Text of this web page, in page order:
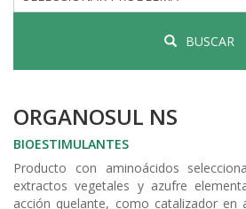
BUSCAR
ORGANOSUL NS
BIOESTIMULANTES
Producto con aminoácidos
extractos vegetales y azufre
acción quelante, como catalizador en